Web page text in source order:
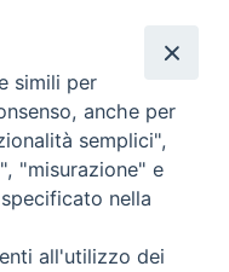
diritti riservati - Vita
simili per
anche per
semplici",
"misurazione" e
nella
all'utilizzo dei